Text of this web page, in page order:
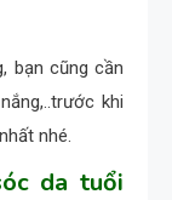
bạn cũng cần
khi
nhé.
da tuổi